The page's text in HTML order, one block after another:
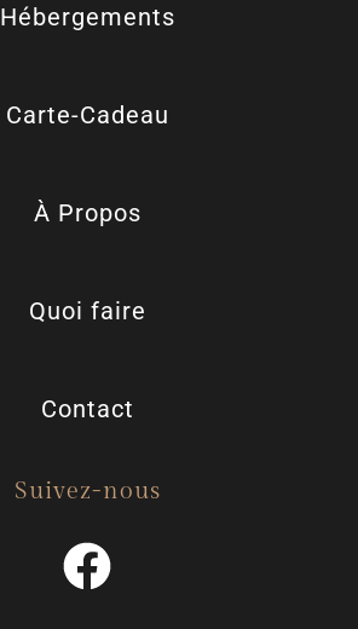
Hébergements
Carte-Cadeau
À Propos
Quoi faire
Contact
Suivez-nous